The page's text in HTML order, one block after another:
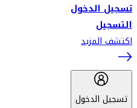
تسجيل الدخول
التسجيل
اكتشف المزيد
تسجيل الدخول